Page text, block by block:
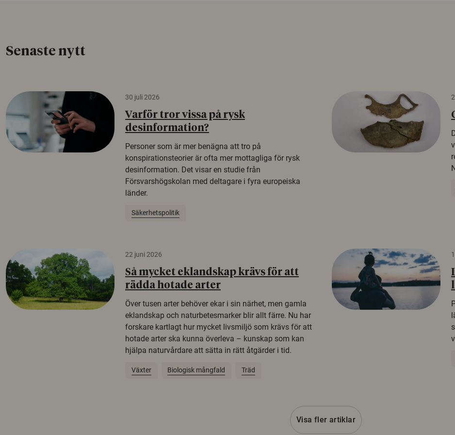
Senaste nytt
30 juli 2026
Varför tror vissa på rysk
desinformation?
Personer som är mer benägna att tro på
konspirationsteorier är ofta mer mottagliga för rysk
desinformation. Det visar en studie från
Försvarshögskolan med deltagare i fyra europeiska
länder.
Säkerhetspolitik
22 juni 2026
Så mycket eklandskap krävs för att
rädda hotade arter
Över tusen arter behöver ekar i sin närhet, men gamla
eklandskap och naturbetesmarker blir allt färre. Nu har
forskare kartlagt hur mycket livsmiljö som krävs för att
hotade arter ska kunna överleva – kunskap som kan
hjälpa naturvårdare att sätta in rätt åtgärder i tid.
Växter Biologisk mångfald Träd
Visa fler artiklar